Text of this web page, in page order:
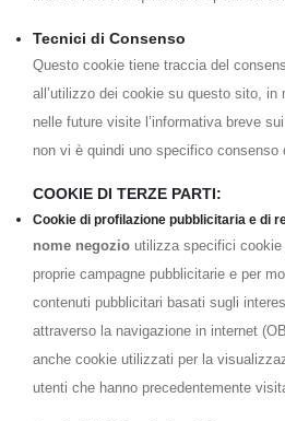
Tecnici di Consenso
Questo cookie tiene traccia del
all’utilizzo dei cookie su questo sito, in
nelle future visite l’informativa breve
non vi è quindi uno specifico consenso
COOKIE DI TERZE PARTI:
Cookie di profilazione pubblicitaria e di
nome negozio utilizza specifici
proprie campagne pubblicitarie e per
contenuti pubblicitari basati sugli
attraverso la navigazione in internet
anche cookie utilizzati per la
utenti che hanno precedentemente